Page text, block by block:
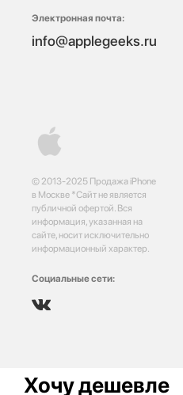
© 2013-2025 Продажа iPhone
в Москве *Сайт не является
публичной офертой. Вся
информация, указанная на
сайте, носит исключительно
информационный характер.
Социальные сети:
Электронная почта:
info@applegeeks.ru
Хочу дешевле